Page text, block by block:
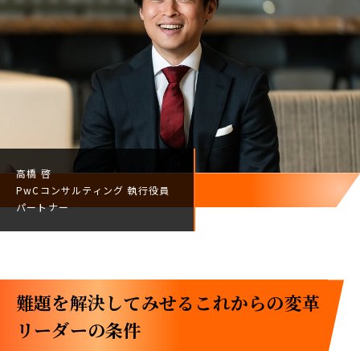
高橋 啓
PwCコンサルティング執行役員
パートナー
難題を解決してみせる――これからの変革
リーダーの条件